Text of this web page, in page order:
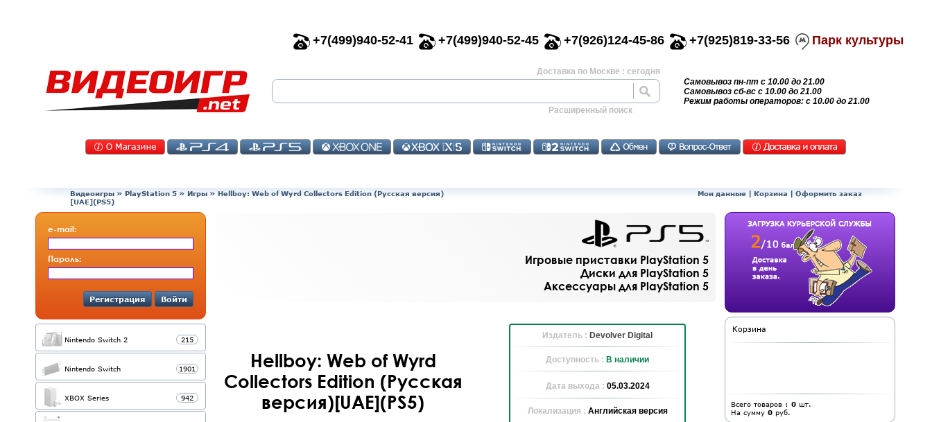
+7(499)940-52-41 +7(499)940-52-45 +7(926)124-45-86 +7(925)819-33-56 Парк культуры
Доставка по Москве : сегодня
Расширенный поиск
Самовывоз пн-пт с 10.00 до 21.00
Самовывоз сб-вс с 10.00 до 21.00
Режим работы операторов: с 10.00 до 21.00
Видеоигры » PlayStation 5 » Игры » Hellboy: Web of Wyrd Collectors Edition (Русская версия)
[UAE](PS5)
Мои данные | Корзина | Оформить заказ
e-mail:
Пароль:
Регистрация Войти
Nintendo Switch 2 215
Nintendo Switch 1901
XBOX Series 942
Игровые приставки PlayStation 5
Диски для PlayStation 5
Аксессуары для PlayStation 5
Hellboy: Web of Wyrd
Collectors Edition (Русская
версия)[UAE](PS5)
Издатель : Devolver Digital
Доступность : В наличии
Дата выхода : 05.03.2024
Локализация : Английская версия
Корзина
Всего товаров : 0 шт.
На сумму 0 руб.